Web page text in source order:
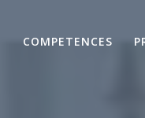
COMPETENCES